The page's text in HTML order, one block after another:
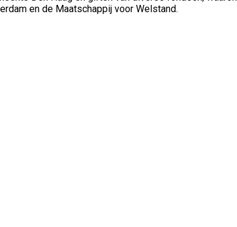
en de Maatschappij voor Welstand.